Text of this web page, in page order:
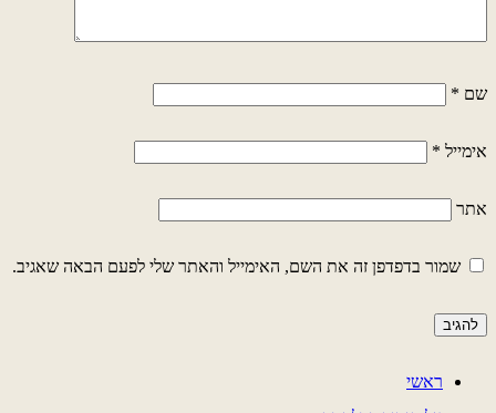
שם *
אימייל *
אתר
שמור בדפדפן זה את השם, האימייל והאתר שלי לפעם הבאה שאגיב.
ראשי